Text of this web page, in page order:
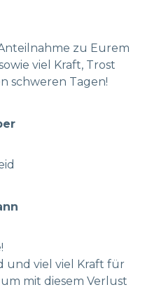
zu Eurem
viel Kraft, Trost
schweren Tagen!
und viel viel Kraft für
mit diesem Verlust